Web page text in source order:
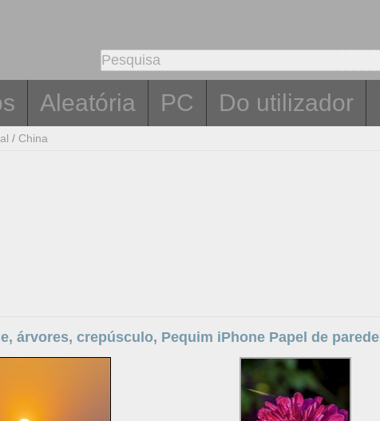
Aleatória PC Do utilizador
/ China
árvores, crepúsculo, Pequim iPhone Papel de parede